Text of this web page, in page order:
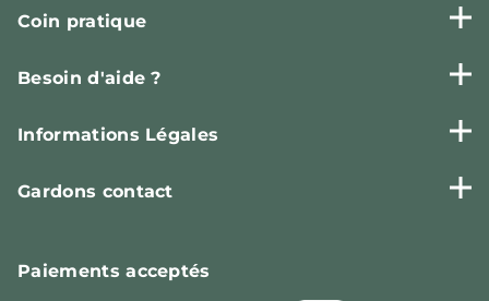
Coin pratique
Besoin d'aide ?
Informations Légales
Gardons contact
Paiementsacceptés